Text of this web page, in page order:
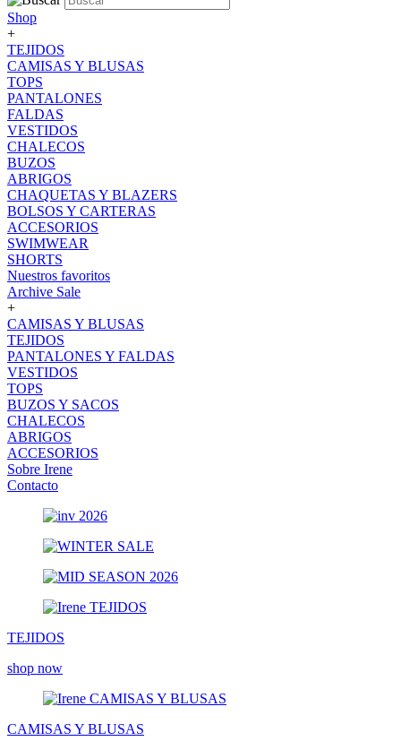
Shop
+
TEJIDOS
CAMISAS Y BLUSAS
TOPS
PANTALONES
FALDAS
VESTIDOS
CHALECOS
BUZOS
ABRIGOS
CHAQUETAS Y BLAZERS
BOLSOS Y CARTERAS
ACCESORIOS
SWIMWEAR
SHORTS
Nuestros favoritos
Archive Sale
+
CAMISAS Y BLUSAS
TEJIDOS
PANTALONES Y FALDAS
VESTIDOS
TOPS
BUZOS Y SACOS
CHALECOS
ABRIGOS
ACCESORIOS
Sobre Irene
Contacto
TEJIDOS
shop now
CAMISAS Y BLUSAS